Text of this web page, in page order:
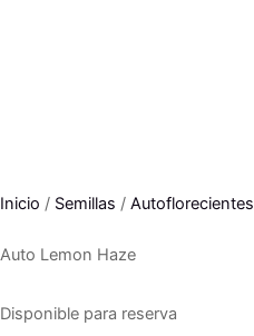
Inicio / Semillas / Autoflorecientes
Auto Lemon Haze
Disponible para reserva